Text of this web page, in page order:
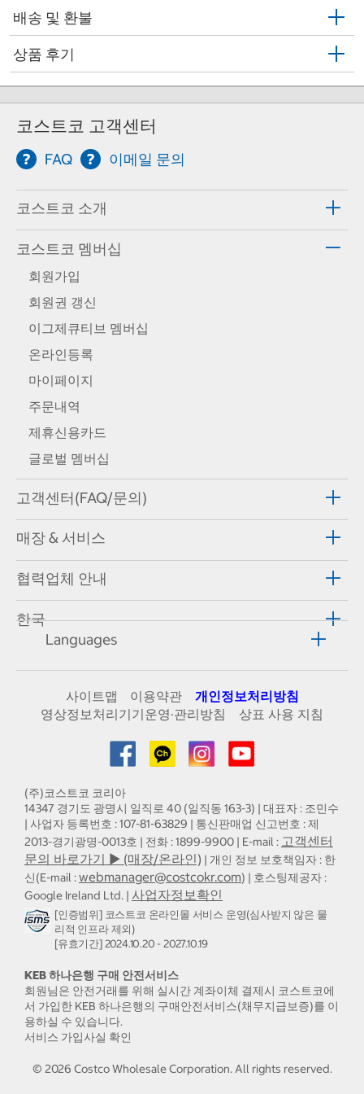
배송 및 환불
상품 후기
코스트코 고객센터
FAQ 이메일 문의
코스트코 소개
코스트코 멤버십
회원가입
회원권 갱신
이그제큐티브 멤버십
온라인등록
마이페이지
주문내역
제휴신용카드
글로벌 멤버십
고객센터(FAQ/문의)
매장 & 서비스
협력업체 안내
한국
Languages
사이트맵 이용약관
개인정보처리방침
영상정보처리기기운영·관리방침
상표 사용 지침
(주)코스트코 코리아
14347 경기도 광명시 일직로 40 (일직동 163-3) | 대표자 : 조민수
| 사업자 등록번호 : 107-81-63829 | 통신판매업 신고번호 : 제
2013-경기광명-0013호 | 전화 : 1899-9900 | E-mail : 고객센터
문의 바로가기 ▶ (매장/온라인) | 개인 정보 보호책임자 : 한
신(E-mail :webmanager@costcokr.com) | 호스팅제공자 :
Google Ireland Ltd. | 사업자정보확인
[인증범위] 코스트코 온라인몰 서비스 운영(심사받지 않은 물
리적 인프라 제외)
[유효기간] 2024.10.20 - 2027.10.19
KEB 하나은행 구매 안전서비스
회원님은 안전거래를 위해 실시간 계좌이체 결제시 코스트코에
서 가입한 KEB 하나은행의 구매안전서비스(채무지급보증)를 이
용하실 수 있습니다.
서비스 가입사실 확인
© 2026 Costco Wholesale Corporation.All rights reserved.